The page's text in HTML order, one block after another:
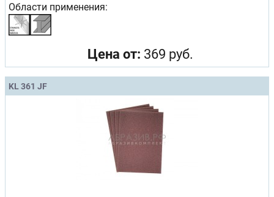
Области применения:
Цена от: 369 руб.
KL 361 JF